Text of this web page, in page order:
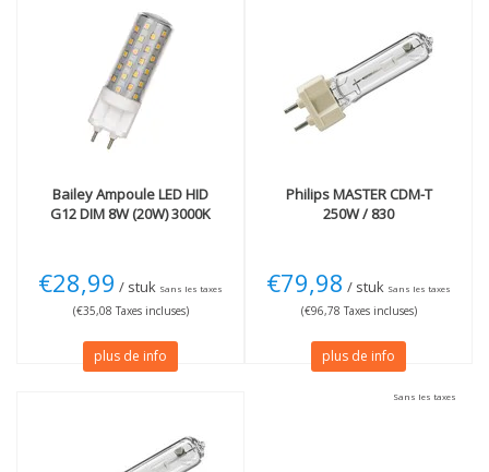
BaileyAmpoule LED HID
G12 DIM 8W (20W) 3000K
€28,99 / stuk Sans les taxes
(€35,08 Taxes incluses)
plus de info
PhilipsMASTER CDM-T
250W / 830
€79,98 / stuk Sans les taxes
(€96,78 Taxes incluses)
plus de info
Sans les taxes